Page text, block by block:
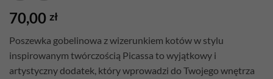
70,00 zł
Poszewka gobelinowa z wizerunkiem kotów w stylu
inspirowanym twórczością Picassa to wyjątkowy i
artystyczny dodatek, który wprowadzi do Twojego wnętrza